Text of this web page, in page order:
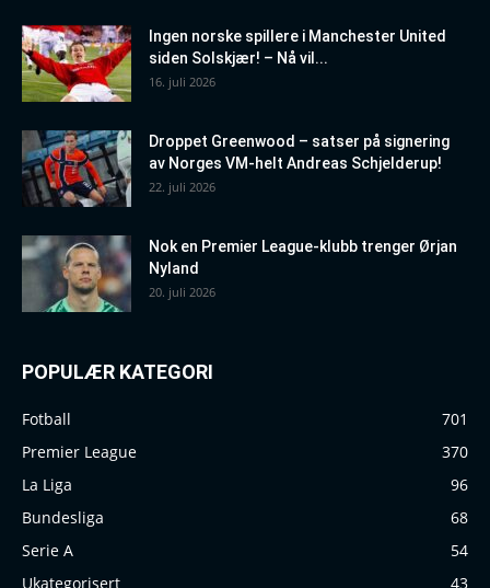
Ingen norske spillere i Manchester United
siden Solskjær! – Nå vil...
16. juli 2026
Droppet Greenwood – satser på signering
av Norges VM-helt Andreas Schjelderup!
22. juli 2026
Nok en Premier League-klubb trenger Ørjan
Nyland
20. juli 2026
POPULÆR KATEGORI
Fotball
701
Premier League
370
La Liga
96
Bundesliga
68
Serie A
54
Ukategorisert
43